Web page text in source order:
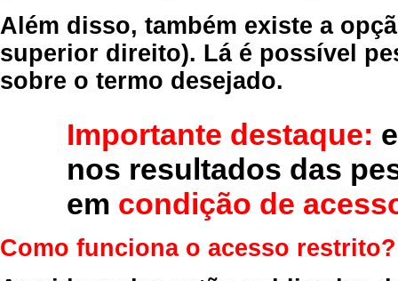
Além disso, também existe a
superior direito). Lá é possível
sobre o termo desejado.
Importante destaque:
nos resultados das
em condição de
Como funciona o acesso restrito?